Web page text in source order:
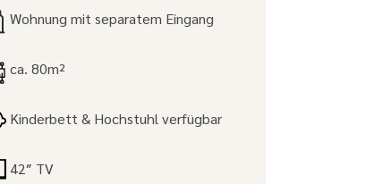
Wohnung mit separatem Eingang
ca. 80m²
Kinderbett & Hochstuhl verfügbar
42″ TV